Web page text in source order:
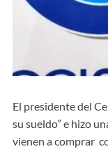
El presidente del
su sueldo” e hizo
vienen a comprar